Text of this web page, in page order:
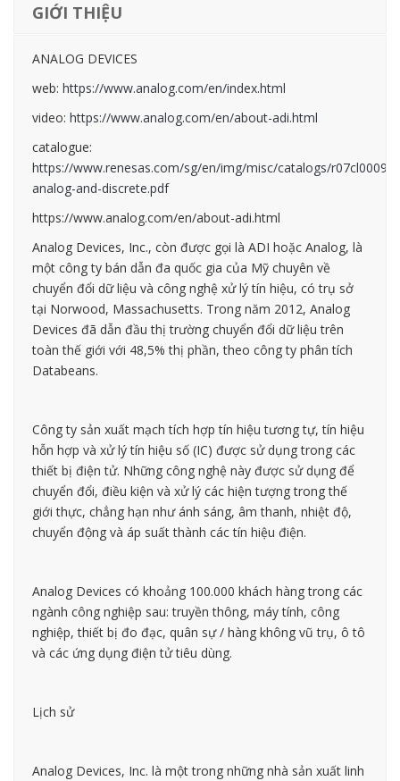
GIỚI THIỆU
ANALOG DEVICES
web: https://www.analog.com/en/index.html
video: https://www.analog.com/en/about-adi.html
catalogue:
https://www.renesas.com/sg/en/img/misc/catalogs/
analog-and-discrete.pdf
https://www.analog.com/en/about-adi.html
Analog Devices, Inc., còn được gọi là ADI hoặc Analog, là
một công ty bán dẫn đa quốc gia của Mỹ chuyên về
chuyển đổi dữ liệu và công nghệ xử lý tín hiệu, có trụ sở
tại Norwood, Massachusetts. Trong năm 2012, Analog
Devices đã dẫn đầu thị trường chuyển đổi dữ liệu trên
toàn thế giới với 48,5% thị phần, theo công ty phân tích
Databeans.
Công ty sản xuất mạch tích hợp tín hiệu tương tự, tín hiệu
hỗn hợp và xử lý tín hiệu số (IC) được sử dụng trong các
thiết bị điện tử. Những công nghệ này được sử dụng để
chuyển đổi, điều kiện và xử lý các hiện tượng trong thế
giới thực, chẳng hạn như ánh sáng, âm thanh, nhiệt độ,
chuyển động và áp suất thành các tín hiệu điện.
Analog Devices có khoảng 100.000 khách hàng trong các
ngành công nghiệp sau: truyền thông, máy tính, công
nghiệp, thiết bị đo đạc, quân sự / hàng không vũ trụ, ô tô
và các ứng dụng điện tử tiêu dùng.
Lịch sử
Analog Devices, Inc. là một trong những nhà sản xuất linh